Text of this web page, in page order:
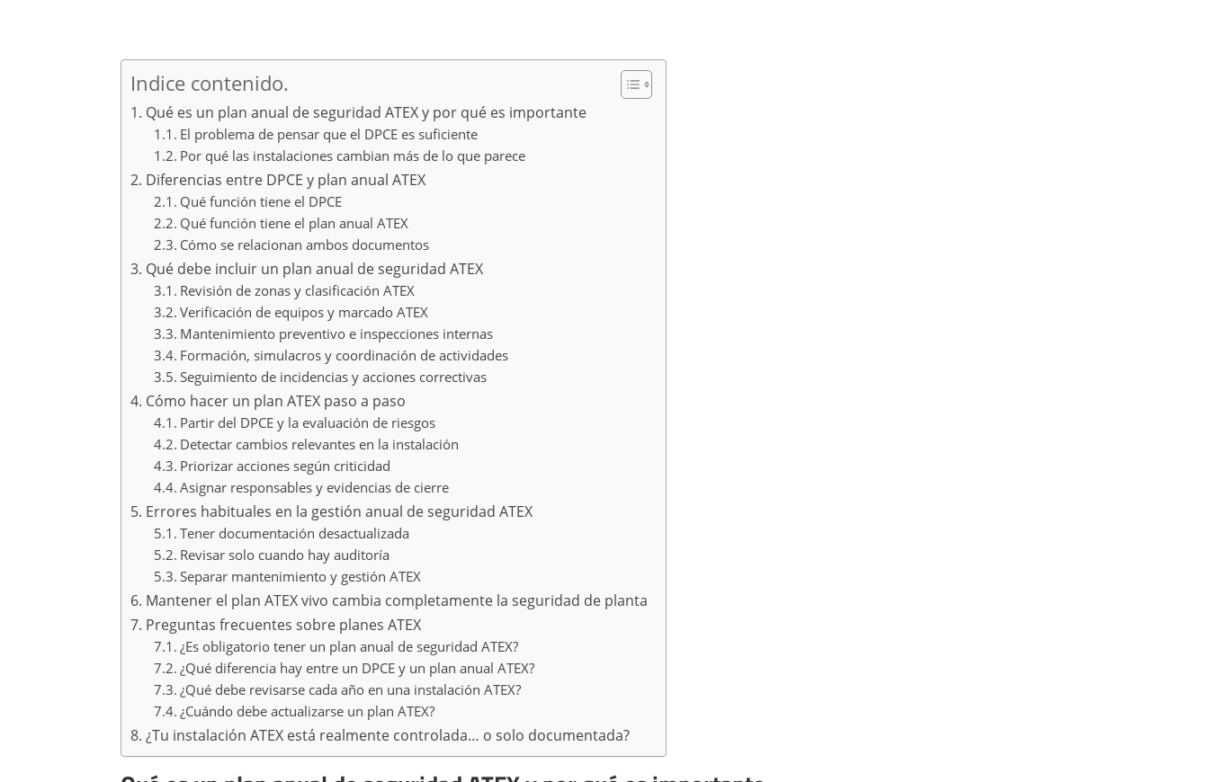
Indice contenido.
Qué es un plan anual de seguridad ATEX y por qué es importante
El problema de pensar que el DPCE es suficiente
Por qué las instalaciones cambian más de lo que parece
Diferencias entre DPCE y plan anual ATEX
Qué función tiene el DPCE
Qué función tiene el plan anual ATEX
Cómo se relacionan ambos documentos
Qué debe incluir un plan anual de seguridad ATEX
Revisión de zonas y clasificación ATEX
Verificación de equipos y marcado ATEX
Mantenimiento preventivo e inspecciones internas
Formación, simulacros y coordinación de actividades
Seguimiento de incidencias y acciones correctivas
Cómo hacer un plan ATEX paso a paso
Partir del DPCE y la evaluación de riesgos
Detectar cambios relevantes en la instalación
Priorizar acciones según criticidad
Asignar responsables y evidencias de cierre
Errores habituales en la gestión anual de seguridad ATEX
Tener documentación desactualizada
Revisar solo cuando hay auditoría
Separar mantenimiento y gestión ATEX
Mantener el plan ATEX vivo cambia completamente la seguridad de planta
Preguntas frecuentes sobre planes ATEX
¿Es obligatorio tener un plan anual de seguridad ATEX?
¿Qué diferencia hay entre un DPCE y un plan anual ATEX?
¿Qué debe revisarse cada año en una instalación ATEX?
¿Cuándo debe actualizarse un plan ATEX?
¿Tu instalación ATEX está realmente controlada… o solo documentada?